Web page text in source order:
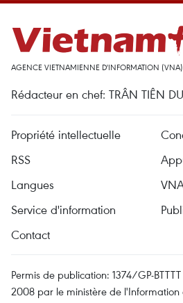
AGENCE VIETNAMIENNE D'INFORMATION (VNA)
Rédacteur en chef: TRÂN TIÊN
Propriété intellectuelle
RSS
Langues
Service d'information
Contact
Permis de publication: 1374/GP-
2008 par le ministère de